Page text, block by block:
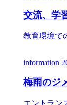
交流、学
教育環境で
information
梅雨のジ
エントラン